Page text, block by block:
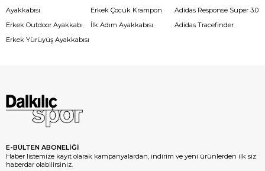
Ayakkabısı
Erkek Outdoor Ayakkabı
Erkek Yürüyüş Ayakkabısı
Erkek Çocuk Krampon
İlk Adım Ayakkabısı
Adidas Response Super 3.0
Adidas Tracefinder
E-BÜLTEN ABONELİĞİ
Haber listemize kayıt olarak kampanyalardan, indirim ve yeni ürünlerden ilk siz
haberdar olabilirsiniz.